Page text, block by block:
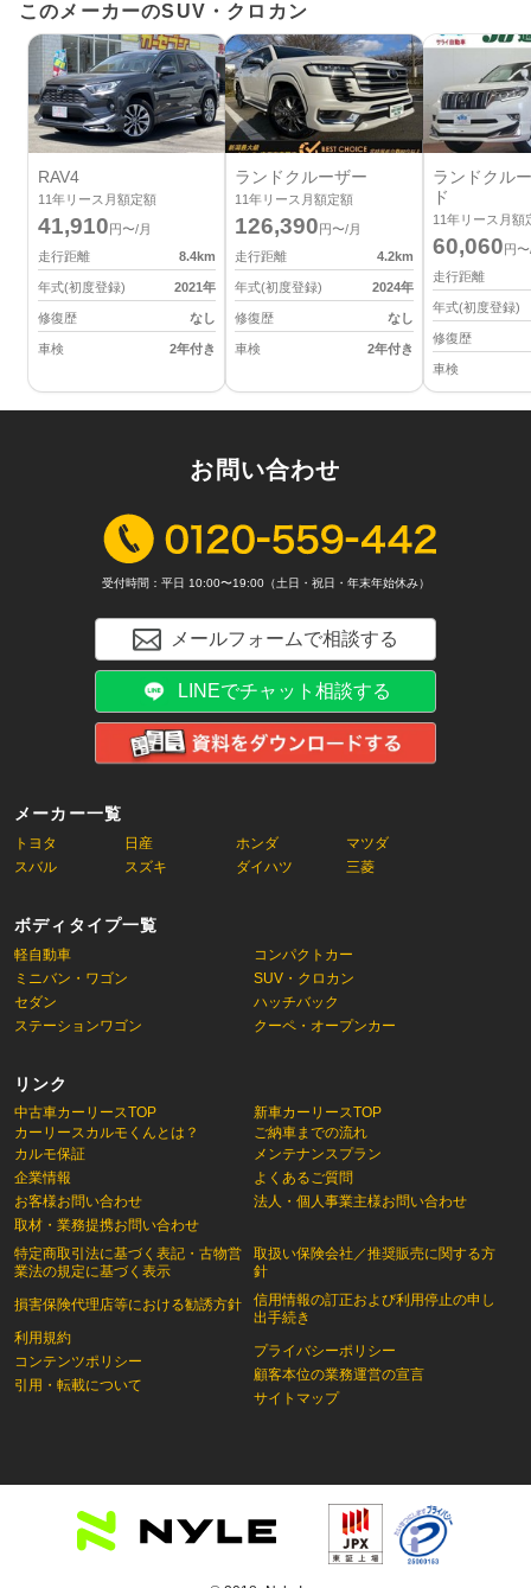
このメーカーのSUV・クロカン
RAV4
11年リース月額定額
41,910円〜/月
走行距離
8.4km
年式(初度登録) 2021年
修復歴 なし
車検 2年付き
ランドクルーザー
11年リース月額定額
126,390円〜/月
走行距離
4.2km
年式(初度登録) 2024年
修復歴 なし
車検 2年付き
ランドクル
ド
11年リース月額
60,060円
走行距離
年式(初度登録)
修復歴
車検
メーカー一覧
トヨタ 日産 ホンダ
マツダ
スバル
スズキ ダイハツ 三菱
ボディタイプ一覧
軽自動車
コンパクトカー
ミニバン・ワゴン
SUV・クロカン
セダン
ハッチバック
ステーションワゴン
クーペ・オープンカー
リンク
中古車カーリースTOP
カーリースカルモくんとは？
新車カーリースTOP
ご納車までの流れ
カルモ保証
企業情報
お客様お問い合わせ
取材・業務提携お問い合わせ
特定商取引法に基づく表記・古物営
業法の規定に基づく表示
損害保険代理店等における勧誘方針
利用規約
コンテンツポリシー
引用・転載について
メンテナンスプラン
よくあるご質問
法人・個人事業主様お問い合わせ
取扱い保険会社／推奨販売に関する方
針
信用情報の訂正および利用停止の申し
出手続き
プライバシーポリシー
顧客本位の業務運営の宣言
サイトマップ
お問い合わせ
受付時間：平日 10:00〜19:00（土日・祝日・年末年始休み）
メールフォームで相談する
LINEでチャット相談する